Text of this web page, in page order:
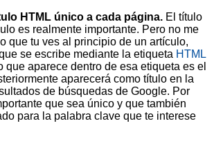
HTML único a cada página. El título
es realmente importante. Pero no me
que tu ves al principio de un artículo,
se escribe mediante la etiqueta HTML
que aparece dentro de esa etiqueta es el
aparecerá como título en la
de búsquedas de Google. Por
que sea único y que también
para la palabra clave que te interese